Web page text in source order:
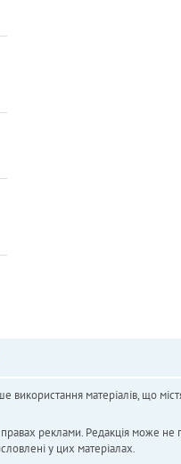
матеріалів, що
реклами. Редакція може не
у цих матеріалах.